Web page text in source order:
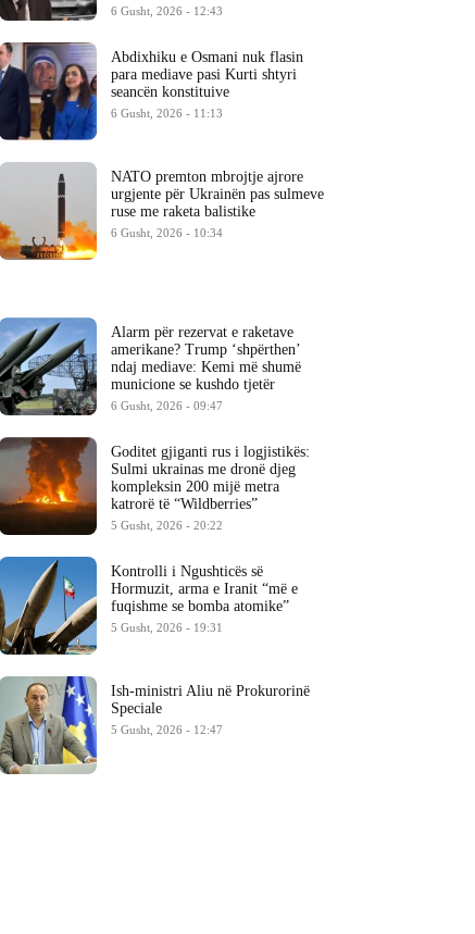
6 Gusht, 2026 - 12:43
Abdixhiku e Osmani nuk flasin
para mediave pasi Kurti shtyri
seancën konstituive
6 Gusht, 2026 - 11:13
NATO premton mbrojtje ajrore
urgjente për Ukrainën pas sulmeve
ruse me raketa balistike
6 Gusht, 2026 - 10:34
Alarm për rezervat e raketave
amerikane? Trump ‘shpërthen’
ndaj mediave: Kemi më shumë
municione se kushdo tjetër
6 Gusht, 2026 - 09:47
Goditet gjiganti rus i logjistikës:
Sulmi ukrainas me dronë djeg
kompleksin 200 mijë metra
katrorë të “Wildberries”
5 Gusht, 2026 - 20:22
Kontrolli i Ngushticës së
Hormuzit, arma e Iranit “më e
fuqishme se bomba atomike”
5 Gusht, 2026 - 19:31
Ish-ministri ​Aliu në Prokurorinë
Speciale
5 Gusht, 2026 - 12:47